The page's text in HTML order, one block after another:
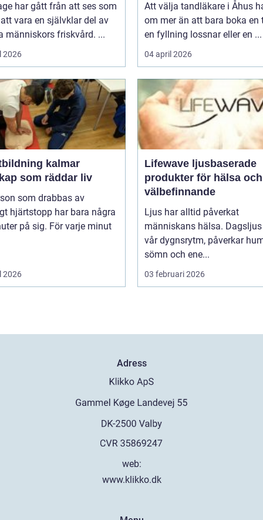
har gått från att ses som
vara en självklar del av
människors friskvård. ...
2026
Att välja tandläkare i Åhus
om mer än att bara boka en
en fyllning lossnar eller en ...
04 april 2026
kalmar
som räddar liv
som drabbas av
hjärtstopp har bara några
på sig. För varje minut
2026
Lifewave ljusbaserade
produkter för hälsa och
välbefinnande
Ljus har alltid påverkat
människans hälsa.
vår dygnsrytm, påverkar
sömn och ene...
03 februari 2026
Adress
web:
www.klikko.dk